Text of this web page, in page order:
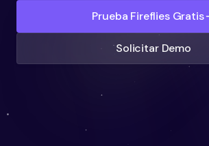
Prueba Fireflies Gratis
Solicitar Demo